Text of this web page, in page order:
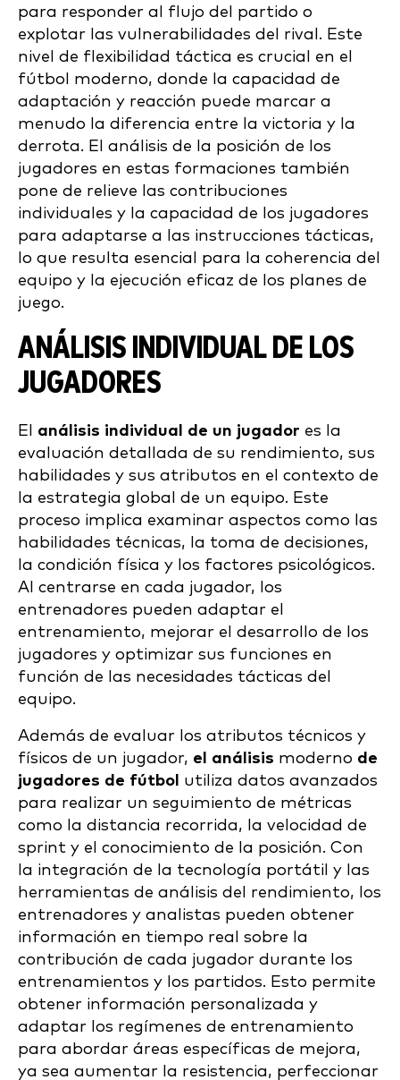
para responder al flujo del partido o
explotar las vulnerabilidades del rival. Este
nivel de flexibilidad táctica es crucial en el
fútbol moderno, donde la capacidad de
adaptación y reacción puede marcar a
menudo la diferencia entre la victoria y la
derrota. El análisis de la posición de los
jugadores en estas formaciones también
pone de relieve las contribuciones
individuales y la capacidad de los jugadores
para adaptarse a las instrucciones tácticas,
lo que resulta esencial para la coherencia del
equipo y la ejecución eficaz de los planes de
juego.
ANÁLISIS INDIVIDUAL DE LOS
JUGADORES
El análisis individual de un jugador es la
evaluación detallada de su rendimiento, sus
habilidades y sus atributos en el contexto de
la estrategia global de un equipo. Este
proceso implica examinar aspectos como las
habilidades técnicas, la toma de decisiones,
la condición física y los factores psicológicos.
Al centrarse en cada jugador, los
entrenadores pueden adaptar el
entrenamiento, mejorar el desarrollo de los
jugadores y optimizar sus funciones en
función de las necesidades tácticas del
equipo.
Además de evaluar los atributos técnicos y
físicos de un jugador, el análisis moderno de
jugadores de fútbol utiliza datos avanzados
para realizar un seguimiento de métricas
como la distancia recorrida, la velocidad de
sprint y el conocimiento de la posición. Con
la integración de la tecnología portátil y las
herramientas de análisis del rendimiento, los
entrenadores y analistas pueden obtener
información en tiempo real sobre la
contribución de cada jugador durante los
entrenamientos y los partidos. Esto permite
obtener información personalizada y
adaptar los regímenes de entrenamiento
para abordar áreas específicas de mejora,
ya sea aumentar la resistencia, perfeccionar